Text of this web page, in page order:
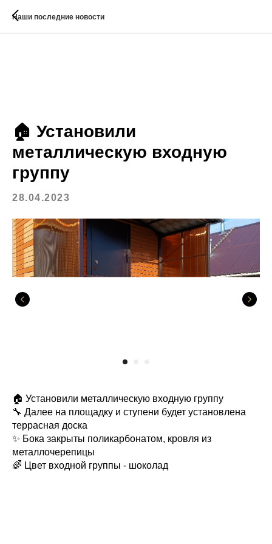
Наши последние новости
🏠 Установили
металлическую входную
группу
28.04.2023
🏠 Установили металлическую входную группу
🔧 Далее на площадку и ступени будет установлена
террасная доска
✨ Бока закрыты поликарбонатом, кровля из
металлочерепицы
🌈 Цвет входной группы - шоколад